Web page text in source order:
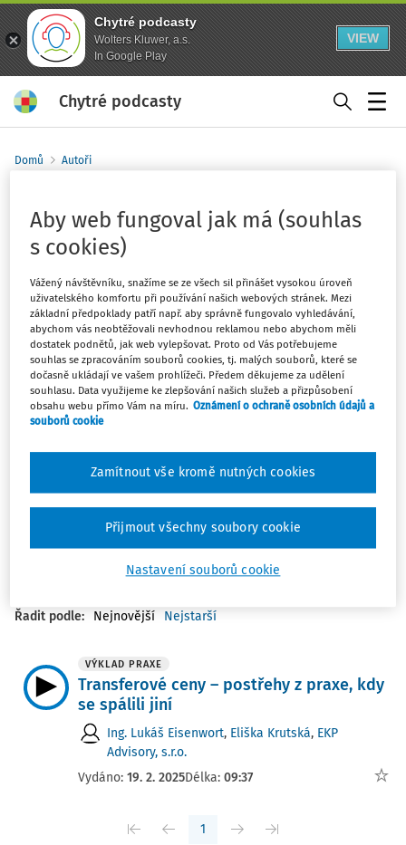
Chytré podcasty
Wolters Kluwer, a.s.
In Google Play
VIEW
Chytré podcasty
Domů Autoři
Sledovat autora
Eliška studuje na Vysoké škole ekonomické v Praze,
konkrétně na FFÚ obor zdanění a daňová politika. V
daních se zhlédla po absolvováním elementárního kurzu
s daněmi na střední škole a od té doby věděla, že je to
obor, ve kterém by jednou chtěla pracovat. Domluví se
anglicky a také má základní znalosti španělštiny.
Klíčová témata autora
DANĚ A ÚČETNICTVÍ
Řadit podle: Nejnovější Nejstarší
VÝKLAD PRAXE
Transferové ceny – postřehy z praxe, kdy
se spálili jiní
Ing. Lukáš Eisenwort, Eliška Krutská, EKP
Advisory, s.r.o.
Vydáno: 19. 2. 2025Délka: 09:37
1
Aby web fungoval jak má (souhlas
s cookies)
Vážený návštěvníku, snažíme se ze všech sil přinášet vysokou úroveň
uživatelského komfortu při používání našich webových stránek. Mezi
základní předpoklady patří např. aby správně fungovalo vyhledávání,
abychom vás neobtěžovali nevhodnou reklamou nebo abychom měli
dostatek podnětů, jak web vylepšovat. Proto od Vás potřebujeme
souhlas se zpracováním souborů cookies, tj. malých souborů, které se
dočasně ukládají ve vašem prohlížeči. Předem děkujeme za udělení
souhlasu. Data využijeme ke zlepšování našich služeb a přizpůsobení
obsahu webu přímo Vám na míru. Oznámení o ochraně osobních údajů a
souborů cookie
Nastavení souborů cookie
Zamítnout vše kromě nutných cookies
Přijmout všechny soubory cookie